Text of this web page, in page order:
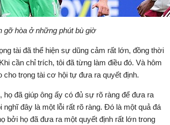
gỡ hòa ở những phút bù giờ
tài đã thể hiện sự dũng cảm rất lớn, đồng thời
cần chỉ trích, tôi đã từng làm điều đó. Và hôm
cho trọng tài cơ hội tự đưa ra quyết định.
đã giúp ông ấy có đủ sự rõ ràng để đưa ra
nghĩ đây là một lỗi rất rõ ràng. Đó là một quả đá
bởi họ đã đưa ra một quyết định rất lớn trong